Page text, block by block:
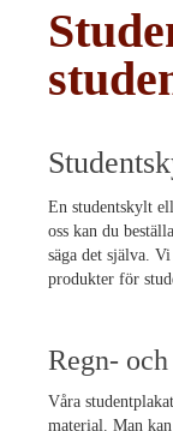
En studentskylt
oss kan du
säga det själva.
produkter för
Regn-
Våra
material. Man